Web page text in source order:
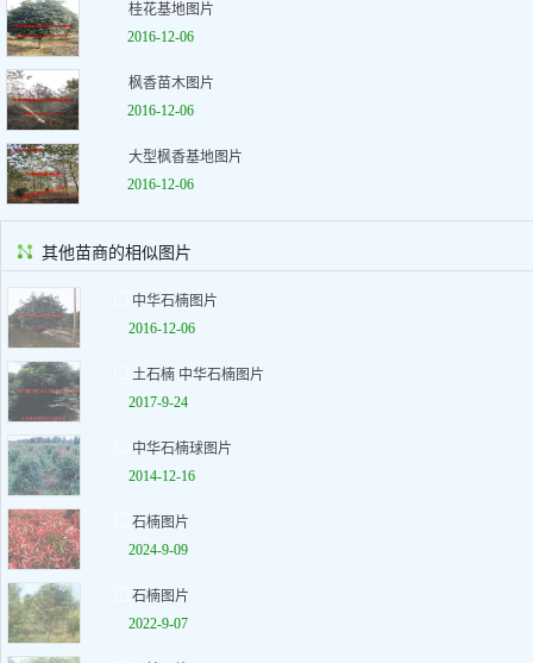
桂花基地图片
2016-12-06
枫香苗木图片
2016-12-06
大型枫香基地图片
2016-12-06
其他苗商的相似图片
中华石楠图片
2016-12-06
土石楠 中华石楠图片
2017-9-24
中华石楠球图片
2014-12-16
石楠图片
2024-9-09
石楠图片
2022-9-07